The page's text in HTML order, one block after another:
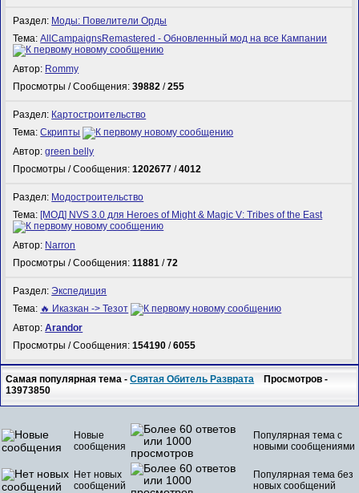
Раздел: Моды: Повелители Орды
Тема:AllCampaignsRemastered - Обновленный мод на все Кампании
Автор: Rommy
Просмотры / Сообщения:39882 /255
Раздел: Картостроительство
Тема:Скрипты
Автор:green belly
Просмотры / Сообщения:1202677 /4012
Раздел: Модостроительство
Тема: [МОД] NVS 3.0 для Heroes of Might & Magic V: Tribes of the East
Автор: Narron
Просмотры / Сообщения:11881 /72
Раздел:Экспедиция
Тема: 🔥 Иказкан -> Тезот
Автор:Arandor
Просмотры / Сообщения:154190 /6055
Самая популярная тема -Святая Обитель Разврата Просмотров -
13973850
Новые
сообщения
Популярная тема с
новыми сообщениями
Нет новых
сообщений
Популярная тема без
новых сообщений